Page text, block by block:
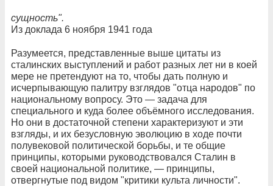
сущность".
Из доклада 6 ноября 1941 года
Разумеется, представленные выше цитаты из
сталинских выступлений и работ разных лет ни в коей
мере не претендуют на то, чтобы дать полную и
исчерпывающую палитру взглядов "отца народов" по
национальному вопросу. Это — задача для
специального и куда более объёмного исследования.
Но они в достаточной степени характеризуют и эти
взгляды, и их безусловную эволюцию в ходе почти
полувековой политической борьбы, и те общие
принципы, которыми руководствовался Сталин в
своей национальной политике, — принципы,
отвергнутые под видом "критики культа личности".